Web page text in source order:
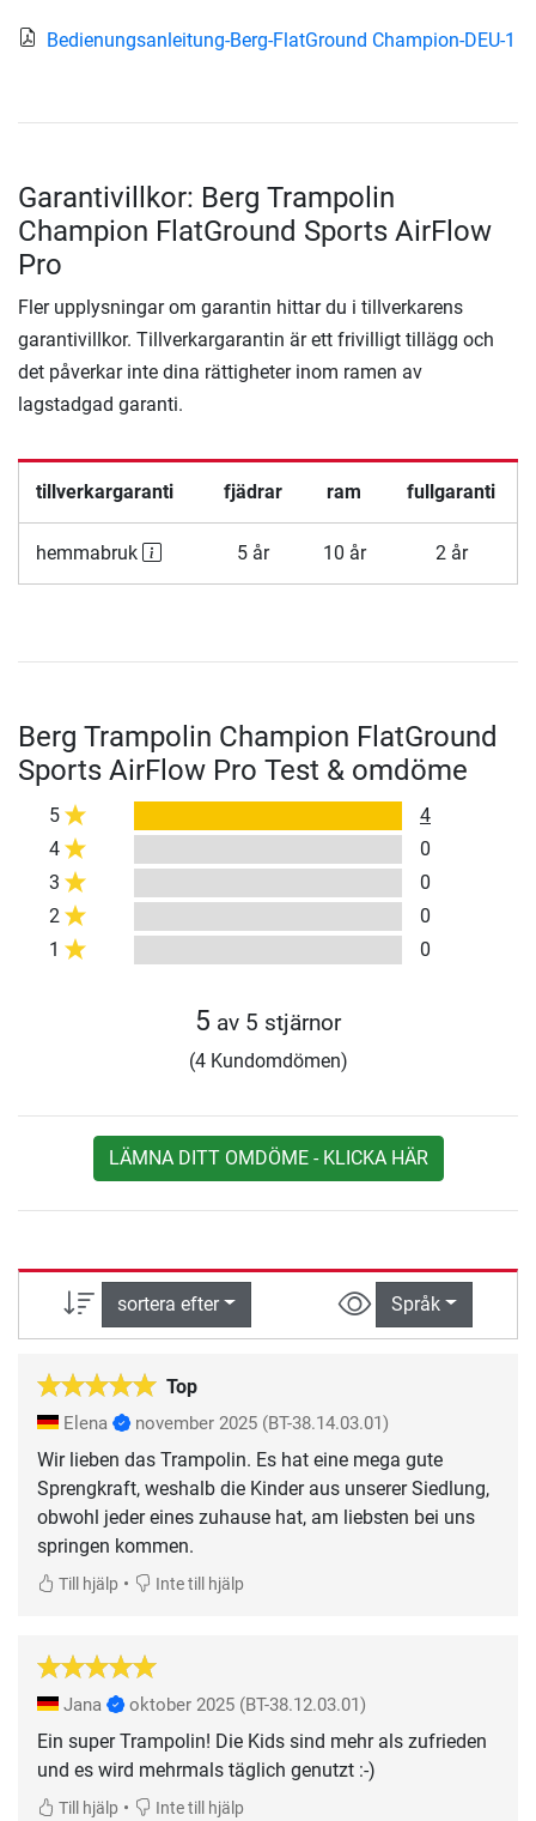
Bedienungsanleitung-Berg-FlatGround Champion-DEU-1
Garantivillkor: Berg Trampolin
Champion FlatGround Sports AirFlow
Pro
Fler upplysningar om garantin hittar du i tillverkarens
garantivillkor. Tillverkargarantin är ett frivilligt tillägg och
det påverkar inte dina rättigheter inom ramen av
lagstadgad garanti.
tillverkargaranti fjädrar ram fullgaranti
hemmabruk 5 år 10 år 2 år
Berg Trampolin Champion FlatGround
Sports AirFlow Pro Test & omdöme
5
4
4
0
3
0
2
0
1
0
5 av 5 stjärnor
(4 Kundomdömen)
LÄMNA DITT OMDÖME - KLICKA HÄR
sortera efter Språk
Top
Elena november 2025 (BT-38.14.03.01)
Wir lieben das Trampolin. Es hat eine mega gute
Sprengkraft, weshalb die Kinder aus unserer Siedlung,
obwohl jeder eines zuhause hat, am liebsten bei uns
springen kommen.
Till hjälp • Inte till hjälp
Jana oktober 2025 (BT-38.12.03.01)
Ein super Trampolin! Die Kids sind mehr als zufrieden
und es wird mehrmals täglich genutzt :-)
Till hjälp • Inte till hjälp